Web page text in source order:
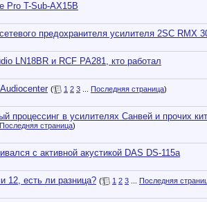
Pro T-Sub-AX15B
предохранителя усилителя 2SC RMX
LN18BR и RCF PA281, кто работал
( 1 2 3 Последняя страница)
процессинг в усилителях Санвей и прочих
Последняя страница)
с активной акустикой DAS DS-115a
12, есть ли разница? ( 1 2 3
Последняя